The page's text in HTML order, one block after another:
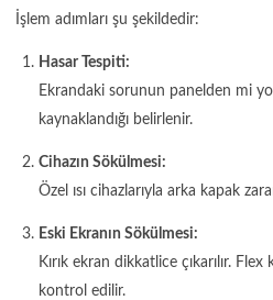
İşlem adımları şu şekildedir:
Hasar Tespiti:
Ekrandaki sorunun panelden mi
kaynaklandığı belirlenir.
Cihazın Sökülmesi:
Özel ısı cihazlarıyla arka kapak
Eski Ekranın Sökülmesi:
Kırık ekran dikkatlice çıkarılır.
kontrol edilir.